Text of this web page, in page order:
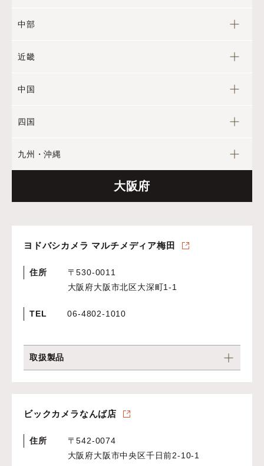
中部
近畿
中国
四国
九州・沖縄
大阪府
ヨドバシカメラ マルチメディア梅田
住所
〒530-0011
大阪府大阪市北区大深町1-1
TEL 06-4802-1010
取扱製品
ビックカメラなんば店
住所
〒542-0074
大阪府大阪市中央区千日前2-10-1